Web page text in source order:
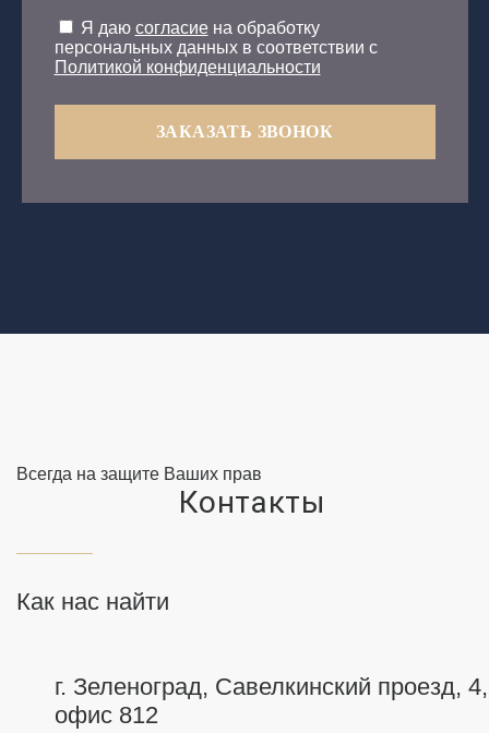
Я даю согласиена обработку
персональных данных в соответствии с
Политикой конфиденциальности
ЗАКАЗАТЬ ЗВОНОК
Всегда на защите Ваших прав
Контакты
Как нас найти
г. Зеленоград, Савелкинский проезд, 4,
офис 812